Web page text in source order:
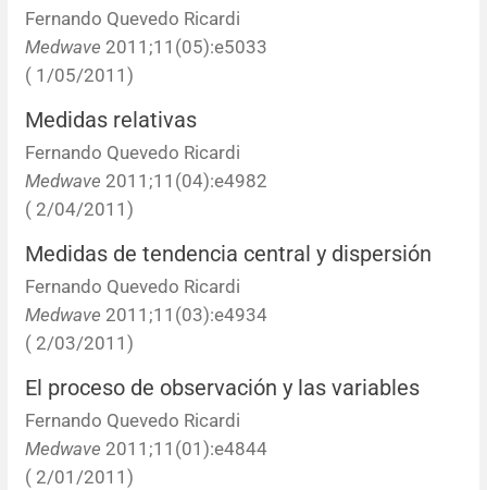
Fernando Quevedo Ricardi
Medwave 2011;11(05):e5033
( 1/05/2011)
Medidas relativas
Fernando Quevedo Ricardi
Medwave 2011;11(04):e4982
( 2/04/2011)
Medidas de tendencia central y dispersión
Fernando Quevedo Ricardi
Medwave 2011;11(03):e4934
( 2/03/2011)
El proceso de observación y las variables
Fernando Quevedo Ricardi
Medwave 2011;11(01):e4844
( 2/01/2011)